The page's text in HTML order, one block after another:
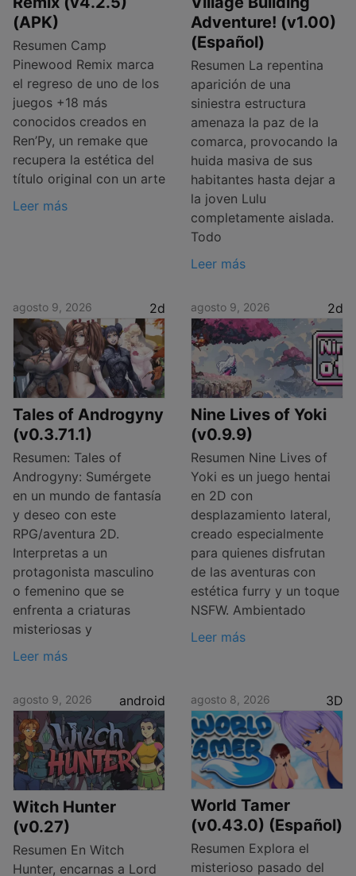
(APK)
Resumen Camp
Pinewood Remix marca
el regreso de uno de los
juegos +18 más
conocidos creados en
Ren’Py, un remake que
recupera la estética del
título original con un arte
Leer más
Adventure! (v1.00)
(Español)
Resumen La repentina
aparición de una
siniestra estructura
amenaza la paz de la
comarca, provocando la
huida masiva de sus
habitantes hasta dejar a
la joven Lulu
completamente aislada.
Todo
Leer más
agosto 9, 2026 2d
Tales of Androgyny
(v0.3.71.1)
Resumen: Tales of
Androgyny: Sumérgete
en un mundo de fantasía
y deseo con este
RPG/aventura 2D.
Interpretas a un
protagonista masculino
o femenino que se
enfrenta a criaturas
misteriosas y
Leer más
agosto 9, 2026 2d
Nine Lives of Yoki
(v0.9.9)
Resumen Nine Lives of
Yoki es un juego hentai
en 2D con
desplazamiento lateral,
creado especialmente
para quienes disfrutan
de las aventuras con
estética furry y un toque
NSFW. Ambientado
Leer más
agosto 9, 2026 android
Witch Hunter
(v0.27)
Resumen En Witch
Hunter, encarnas a Lord
agosto 8, 2026 3D
World Tamer
(v0.43.0) (Español)
Resumen Explora el
misterioso pasado del